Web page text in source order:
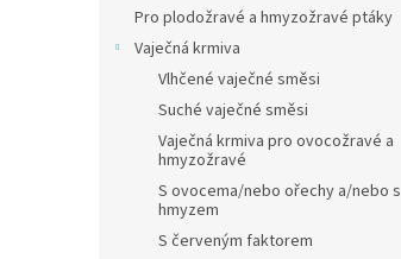
Pro plodožravé a hmyzožravé ptáky
Vaječná krmiva
Vlhčené vaječné směsi
Suché vaječné směsi
Vaječná krmiva pro ovocožravé a
hmyzožravé
S ovocema/nebo ořechy a/nebo s
hmyzem
S červeným faktorem